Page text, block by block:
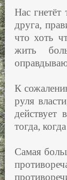
Нас гнетёт
друга,
что хоть
жить
К
руля
действует
тогда,
Самая